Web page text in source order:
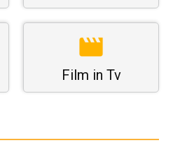
Film in Tv